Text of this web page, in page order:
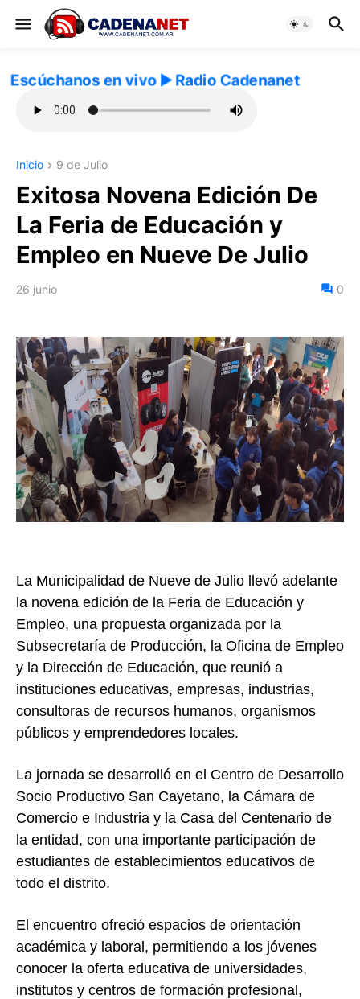
Escúchanos en vivo ▶️ Radio Cadenanet
Inicio 9 de Julio
Exitosa Novena Edición De
La Feria de Educación y
Empleo en Nueve De Julio
26 junio 0
La Municipalidad de Nueve de Julio llevó adelante
la novena edición de la Feria de Educación y
Empleo, una propuesta organizada por la
Subsecretaría de Producción, la Oficina de Empleo
y la Dirección de Educación, que reunió a
instituciones educativas, empresas, industrias,
consultoras de recursos humanos, organismos
públicos y emprendedores locales.
La jornada se desarrolló en el Centro de Desarrollo
Socio Productivo San Cayetano, la Cámara de
Comercio e Industria y la Casa del Centenario de
la entidad, con una importante participación de
estudiantes de establecimientos educativos de
todo el distrito.
El encuentro ofreció espacios de orientación
académica y laboral, permitiendo a los jóvenes
conocer la oferta educativa de universidades,
institutos y centros de formación profesional,